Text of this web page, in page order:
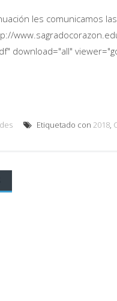
les comunicamos
download="all"
Etiquetado con 2018,